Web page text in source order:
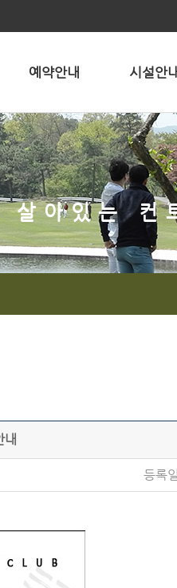
예약안내 시설안
살아있는 컨
내
등록일